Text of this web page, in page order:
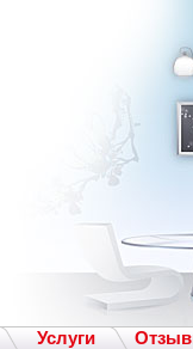
Услуги